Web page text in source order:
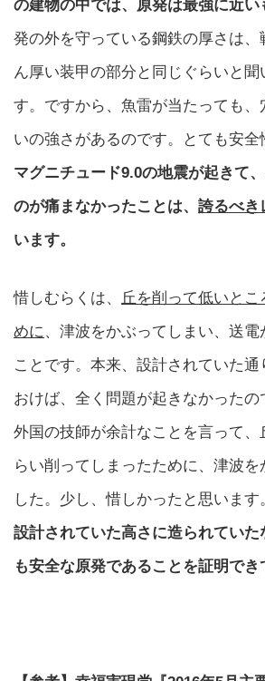
の建物の中では、原発は最強に近い
発の外を守っている鋼鉄の厚さは
ん厚い装甲の部分と同じぐらいと聞
す。ですから、魚雷が当たっても、
いの強さがあるのです。とても安全
マグニチュード9.0の地震が起きて
のが痛まなかったことは、 誇るべき
います。
惜しむらくは、
丘を削って低いと
めに 、津波をかぶってしまい、送電
ことです。本来、設計されていた通
おけば、全く問題が起きなかったの
外国の技師が余計なことを言って、
らい削ってしまったために、津波を
した。少し、惜しかったと思います。
設計されていた高さに造られてい
も安全な原発であることを証明でき